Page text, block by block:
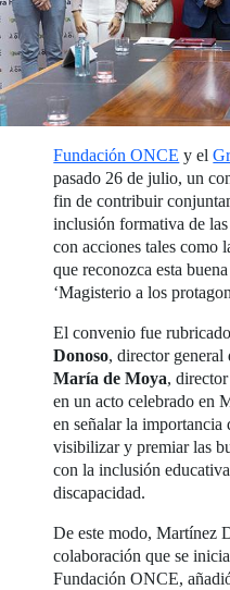
Fundación ONCE y el
pasado 26 de julio, un
fin de contribuir
inclusión formativa de
con acciones tales como
que reconozca esta
‘Magisterio a los
El convenio fue
Donoso, director
María de Moya,
en un acto celebrado en
en señalar la importancia
visibilizar y premiar las
con la inclusión
discapacidad.
De este modo, Martínez
colaboración que se
Fundación ONCE,